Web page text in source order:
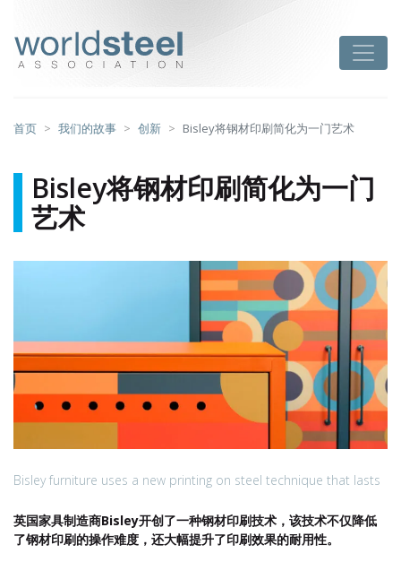
首页 我们的故事 创新 Bisley将钢材印刷简化为一门艺术
Bisley将钢材印刷简化为一门
艺术
Bisley furniture uses a new printing on steel technique that lasts
英国家具制造商Bisley开创了一种钢材印刷技术，该技术不仅降低
了钢材印刷的操作难度，还大幅提升了印刷效果的耐用性。